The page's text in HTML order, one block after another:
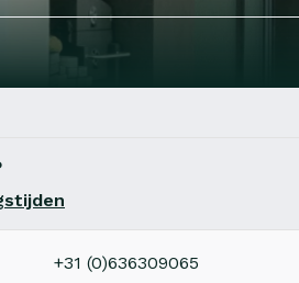
+31 (0)636309065